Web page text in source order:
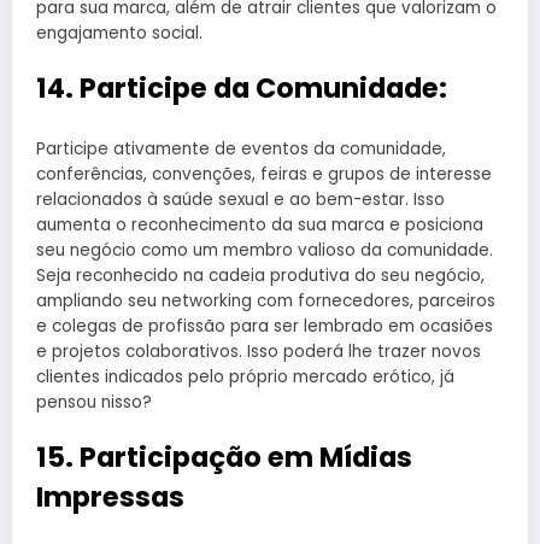
para sua marca, além de atrair clientes que valorizam o
engajamento social.
14. Participe da Comunidade:
Participe ativamente de eventos da comunidade,
conferências, convenções, feiras e grupos de interesse
relacionados à saúde sexual e ao bem-estar. Isso
aumenta o reconhecimento da sua marca e posiciona
seu negócio como um membro valioso da comunidade.
Seja reconhecido na cadeia produtiva do seu negócio,
ampliando seu networking com fornecedores, parceiros
e colegas de profissão para ser lembrado em ocasiões
e projetos colaborativos. Isso poderá lhe trazer novos
clientes indicados pelo próprio mercado erótico, já
pensou nisso?
15. Participação em Mídias
Impressas